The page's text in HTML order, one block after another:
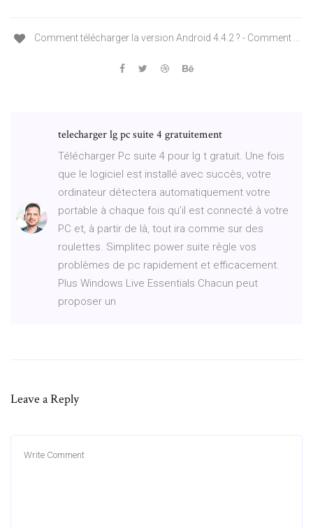
Comment télécharger la version Android 4.4.2 ? - Comment ...
telecharger lg pc suite 4 gratuitement
Télécharger Pc suite 4 pour lg t gratuit. Une fois
que le logiciel est installé avec succès, votre
ordinateur détectera automatiquement votre
portable à chaque fois qu’il est connecté à votre
PC et, à partir de là, tout ira comme sur des
roulettes. Simplitec power suite règle vos
problèmes de pc rapidement et efficacement.
Plus Windows Live Essentials Chacun peut
proposer un
Leave a Reply